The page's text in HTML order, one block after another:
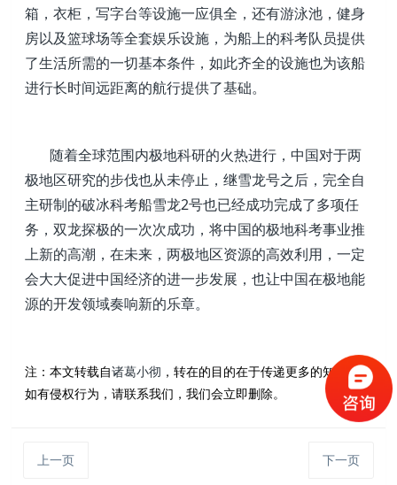
箱，衣柜，写字台等设施一应俱全，还有游泳池，健身
房以及篮球场等全套娱乐设施，为船上的科考队员提供
了生活所需的一切基本条件，如此齐全的设施也为该船
进行长时间远距离的航行提供了基础。
随着全球范围内极地科研的火热进行，中国对于两
极地区研究的步伐也从未停止，继雪龙号之后，完全自
主研制的破冰科考船雪龙2号也已经成功完成了多项任
务，双龙探极的一次次成功，将中国的极地科考事业推
上新的高潮，在未来，两极地区资源的高效利用，一定
会大大促进中国经济的进一步发展，也让中国在极地能
源的开发领域奏响新的乐章。
注：本文转载自诸葛小彻 ，转在的目的在于传递更多的知识，
如有侵权行为，请联系我们，我们会立即删除。
上一页 下一页